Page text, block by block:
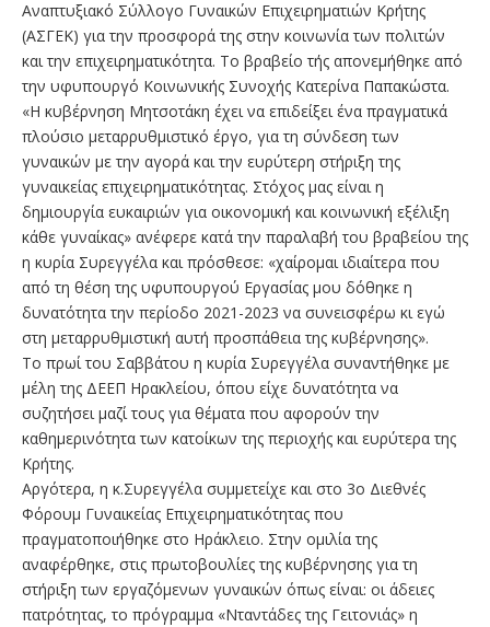
Αναπτυξιακό Σύλλογο Γυναικών Επιχειρηματιών Κρήτης
(ΑΣΓΕΚ) για την προσφορά της στην κοινωνία των πολιτών
και την επιχειρηματικότητα. Το βραβείο τής απονεμήθηκε από
την υφυπουργό Κοινωνικής Συνοχής Κατερίνα Παπακώστα.
«Η κυβέρνηση Μητσοτάκη έχει να επιδείξει ένα πραγματικά
πλούσιο μεταρρυθμιστικό έργο, για τη σύνδεση των
γυναικών με την αγορά και την ευρύτερη στήριξη της
γυναικείας επιχειρηματικότητας. Στόχος μας είναι η
δημιουργία ευκαιριών για οικονομική και κοινωνική εξέλιξη
κάθε γυναίκας» ανέφερε κατά την παραλαβή του βραβείου της
η κυρία Συρεγγέλα και πρόσθεσε: «χαίρομαι ιδιαίτερα που
από τη θέση της υφυπουργού Εργασίας μου δόθηκε η
δυνατότητα την περίοδο 2021-2023 να συνεισφέρω κι εγώ
στη μεταρρυθμιστική αυτή προσπάθεια της κυβέρνησης».
Το πρωί του Σαββάτου η κυρία Συρεγγέλα συναντήθηκε με
μέλη της ΔΕΕΠ Ηρακλείου, όπου είχε δυνατότητα να
συζητήσει μαζί τους για θέματα που αφορούν την
καθημερινότητα των κατοίκων της περιοχής και ευρύτερα της
Κρήτης.
Αργότερα, η κ.Συρεγγέλα συμμετείχε και στο 3ο Διεθνές
Φόρουμ Γυναικείας Επιχειρηματικότητας που
πραγματοποιήθηκε στο Ηράκλειο. Στην ομιλία της
αναφέρθηκε, στις πρωτοβουλίες της κυβέρνησης για τη
στήριξη των εργαζόμενων γυναικών όπως είναι: οι άδειες
πατρότητας, το πρόγραμμα «Νταντάδες της Γειτονιάς» η